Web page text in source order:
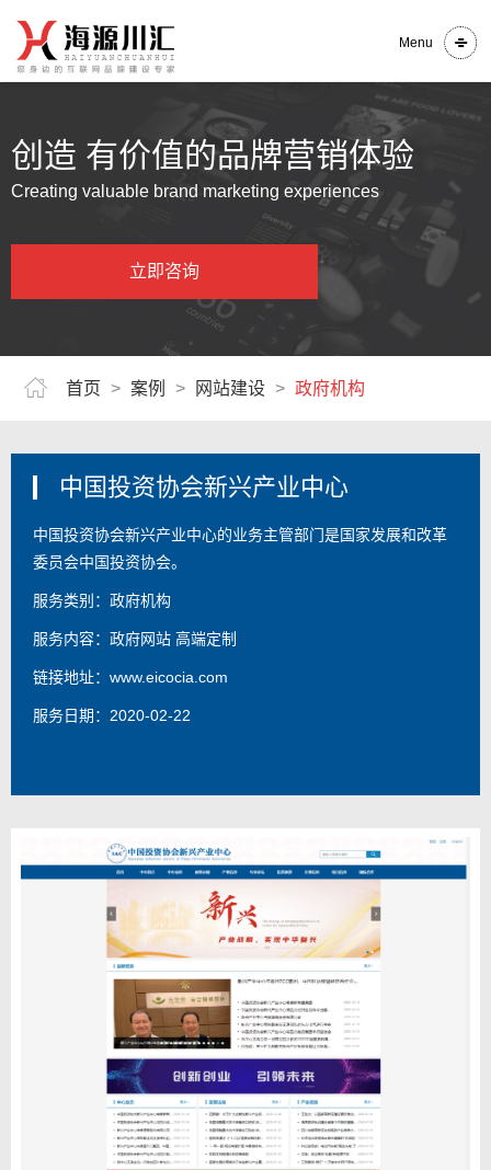
Menu
创造 有价值的品牌营销体验
Creating valuable brand marketing experiences
立即咨询
首页 > 案例 > 网站建设 > 政府机构
中国投资协会新兴产业中心
中国投资协会新兴产业中心的业务主管部门是国家发展和改革
委员会中国投资协会。
服务类别：政府机构
服务内容： 政府网站 高端定制
链接地址： www.eicocia.com
服务日期：2020-02-22